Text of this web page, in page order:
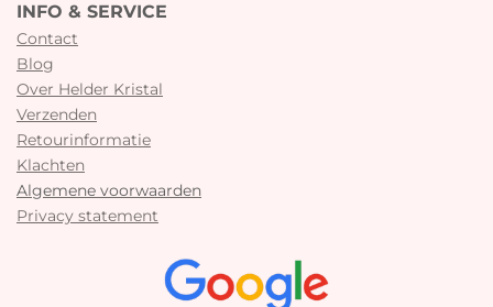
INFO & SERVICE
Contact
Blog
Over Helder Kristal
Verzenden
Retourinformatie
Klachten
Algemene voorwaarden
Privacy statement